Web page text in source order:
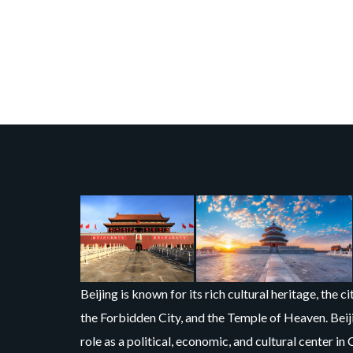
Beijing is known for its rich cultural heritage, the
the Forbidden City, and the Temple of Heaven.
role as a political, economic, and cultural center in